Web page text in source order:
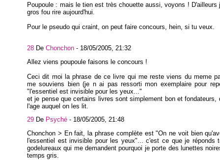
Poupoule : mais le tien est très chouette aussi, voyons ! D'ailleurs
gros fou rire aujourd'hui.
Pour le pseudo qui craint, on peut faire concours, hein, si tu veux.
28 De Chonchon - 18/05/2005, 21:32
Allez viens poupoule faisons le concours !
Ceci dit moi la phrase de ce livre qui me reste viens du meme
me souviens bien (je n ai pas ressorti mon exemplaire pour
"l'essentiel est invisible pour les yeux..."
et je pense que certains livres sont simplement bon et fondateurs,
l'age auquel on les lit.
29 De Psyché - 18/05/2005, 21:48
Chonchon > En fait, la phrase complète est "On ne voit bien
l'essentiel est invisible pour les yeux"... c'est ce que je réponds
godelureaux qui me demandent pourquoi je porte des lunettes
temps gris.